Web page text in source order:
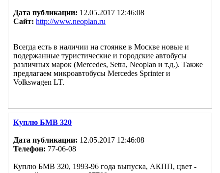
Дата публикации: 12.05.2017 12:46:08
Сайт: http://www.neoplan.ru
Всегда есть в наличии на стоянке в Москве новые и
подержанные туристические и городские автобусы
различных марок (Mercedes, Setra, Neoplan и т.д.). Также
предлагаем микроавтобусы Mercedes Sprinter и
Volkswagen LT.
Куплю БМВ 320
Дата публикации: 12.05.2017 12:46:08
Телефон: 77-06-08
Куплю БМВ 320, 1993-96 года выпуска, АКПП, цвет -